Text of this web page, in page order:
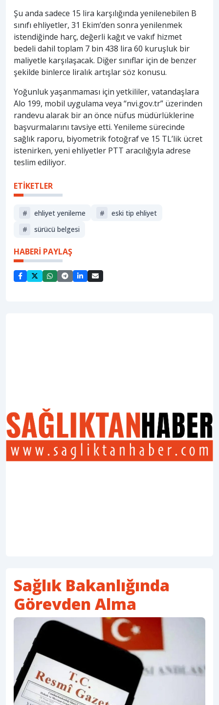
Şu anda sadece 15 lira karşılığında yenilenebilen B
sınıfı ehliyetler, 31 Ekim’den sonra yenilenmek
istendiğinde harç, değerli kağıt ve vakıf hizmet
bedeli dahil toplam 7 bin 438 lira 60 kuruşluk bir
maliyetle karşılaşacak. Diğer sınıflar için de benzer
şekilde binlerce liralık artışlar söz konusu.
Yoğunluk yaşanmaması için yetkililer, vatandaşlara
Alo 199, mobil uygulama veya “nvi.gov.tr” üzerinden
randevu alarak bir an önce nüfus müdürlüklerine
başvurmalarını tavsiye etti. Yenileme sürecinde
sağlık raporu, biyometrik fotoğraf ve 15 TL’lik ücret
istenirken, yeni ehliyetler PTT aracılığıyla adrese
teslim ediliyor.
ETİKETLER
# ehliyet yenileme #
eski tip ehliyet
#
sürücü belgesi
HABERİ PAYLAŞ
Sağlık Bakanlığında
Görevden Alma